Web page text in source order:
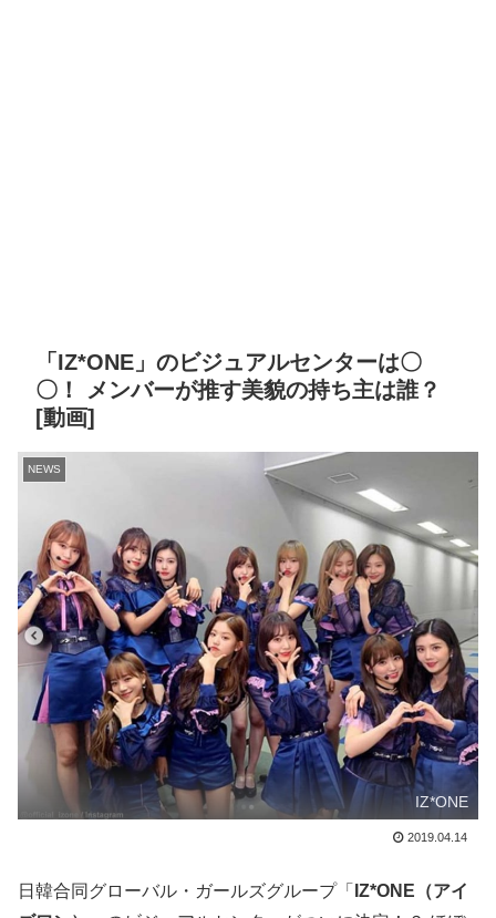
「IZ*ONE」のビジュアルセンターは〇
〇！ メンバーが推す美貌の持ち主は誰？
[動画]
NEWS
IZ*ONE
2019.04.14
日韓合同グローバル・ガールズグループ「 IZ*ONE（アイ